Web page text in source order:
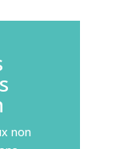
non